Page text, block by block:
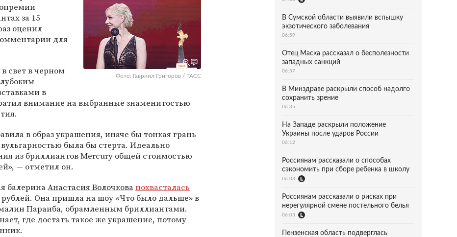
Фото: Гавриил Григоров / ТАСС
за 15
оценил
для
свет в черном
в
внимание на выбранные знаменитостью
в образ украшения, иначе бы тонкая грань
была бы стерта. Идеально
из бриллиантов Mercury общей стоимостью
— отметил он.
балеринаАнастасия Волочковапохвасталась
Она пришла на шоу «Что было дальше» в
Параиба, обрамленным бриллиантами.
где достать такое же украшение, потому
В Сумской области выявили вспышку
экзотического заболевания
06:59
Отец Маска рассказал о бесполезности
западных санкций
06:57
В Минздраве раскрыли способ надолго
сохранить зрение
06:35
На Западе раскрыли положение
Украины после ударов России
06:12
Россиянам рассказали о способах
сэкономить при сборе ребенка в школу
06:03
Россиянам рассказали о рисках при
нерегулярной смене постельного белья
06:03
Пензенская область подверглась